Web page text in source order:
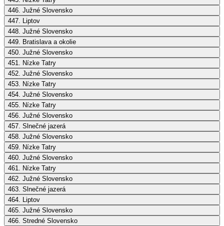
446. Južné Slovensko
447. Liptov
448. Južné Slovensko
449. Bratislava a okolie
450. Južné Slovensko
451. Nízke Tatry
452. Južné Slovensko
453. Nízke Tatry
454. Južné Slovensko
455. Nízke Tatry
456. Južné Slovensko
457. Slnečné jazerá
458. Južné Slovensko
459. Nízke Tatry
460. Južné Slovensko
461. Nízke Tatry
462. Južné Slovensko
463. Slnečné jazerá
464. Liptov
465. Južné Slovensko
466. Stredné Slovensko